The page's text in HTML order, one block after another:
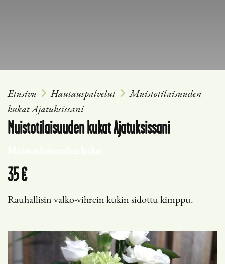
Etusivu Hautauspalvelut
Muistotilaisuuden
kukat Ajatuksissani
Muistotilaisuuden kukat Ajatuksissani
35 €
Rauhallisin valko-vihrein kukin sidottu kimppu.